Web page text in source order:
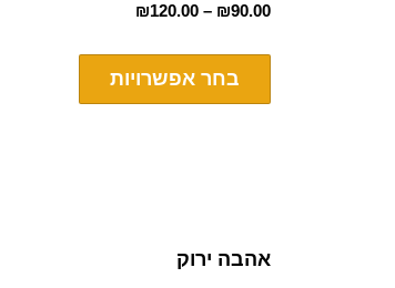
₪90.00
–
₪120.00
בחר אפשרויות
אהבה ירוק